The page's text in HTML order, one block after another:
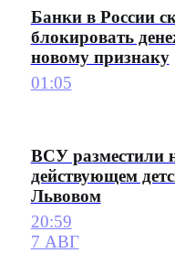
Банки в России
блокировать
новому признаку
01:05
ВСУ разместили
действующем
Львовом
20:59
7 АВГ